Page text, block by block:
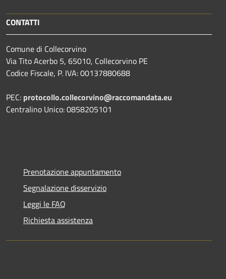
CONTATTI
Comune di Collecorvino
Via Tito Acerbo 5, 65010, Collecorvino PE
Codice Fiscale, P. IVA: 00137880688
PEC: protocollo.collecorvino@raccomandata.eu
Centralino Unico: 0858205101
Prenotazione appuntamento
Segnalazione disservizio
Leggi le FAQ
Richiesta assistenza